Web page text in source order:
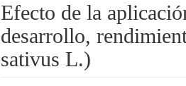
Efecto de la
desarrollo,
sativus L.)